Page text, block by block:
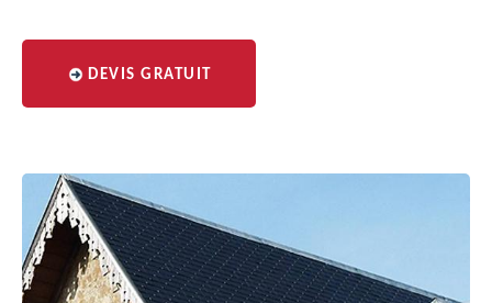
DEVIS GRATUIT